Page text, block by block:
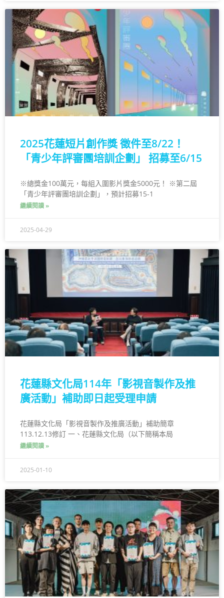
2025花蓮短片創作獎 徵件至8/22！
「青少年評審團培訓企劃」 招募至6/15
※總獎金100萬元，每組入圍影片獎金5000元！ ※第二屆
「青少年評審團培訓企劃」，預計招募15-1
繼續閱讀 »
2025-04-29
花蓮縣文化局114年「影視音製作及推
廣活動」補助即日起受理申請
花蓮縣文化局「影視音製作及推廣活動」補助簡章
113.12.13修訂 一、花蓮縣文化局（以下簡稱本局
繼續閱讀 »
2025-01-10